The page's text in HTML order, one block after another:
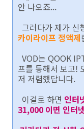
안 나오죠...
그러다가 제가
카이라이프 정액제
VOD는 QOOK
프를 통해서 보고!
저 저렴했답니다.
이걸로 하면 인터
31,000 이면 인터